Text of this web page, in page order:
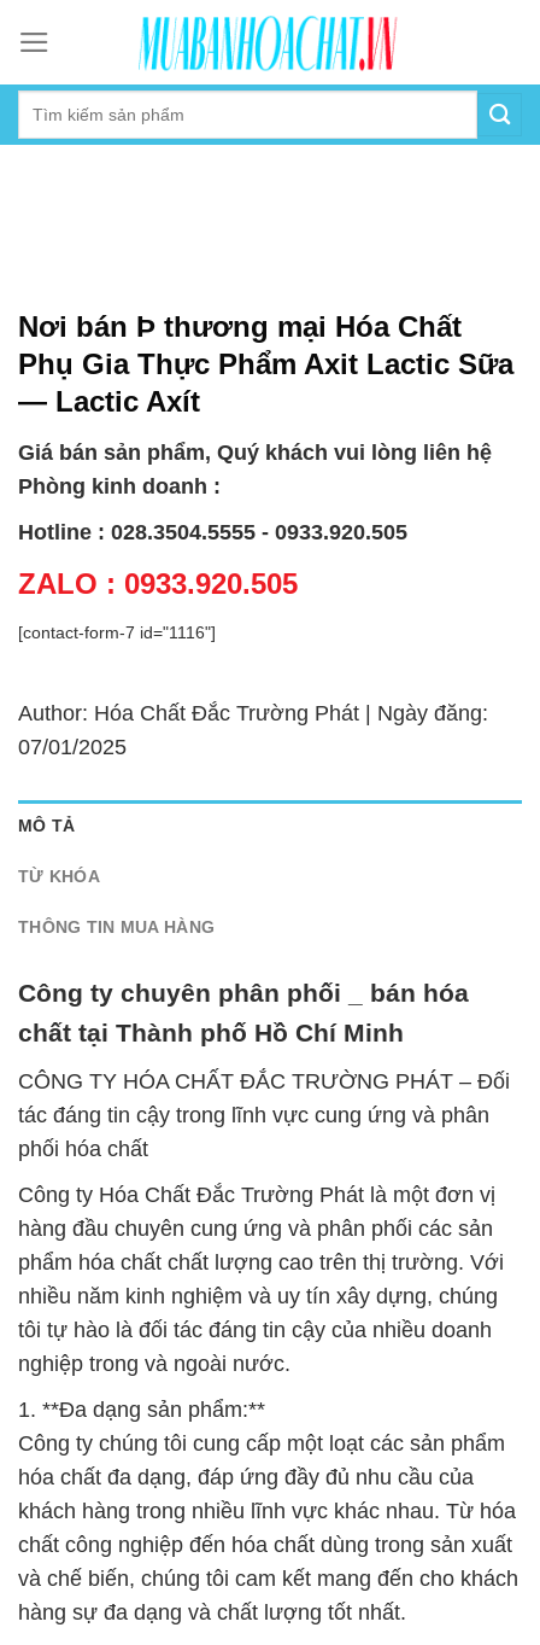
content
Nơi bán Þ thương mại Hóa Chất
Phụ Gia Thực Phẩm Axit Lactic Sữa
— Lactic Axít
Giá bán sản phẩm, Quý khách vui lòng liên hệ
Phòng kinh doanh :
Hotline : 028.3504.5555 - 0933.920.505
ZALO : 0933.920.505
[contact-form-7 id="1116"]
Author: Hóa Chất Đắc Trường Phát | Ngày đăng:
07/01/2025
MÔ TẢ
TỪ KHÓA
THÔNG TIN MUA HÀNG
Công ty chuyên phân phối _ bán hóa
chất tại Thành phố Hồ Chí Minh
CÔNG TY HÓA CHẤT ĐẮC TRƯỜNG PHÁT – Đối
tác đáng tin cậy trong lĩnh vực cung ứng và phân
phối hóa chất
Công ty Hóa Chất Đắc Trường Phát là một đơn vị
hàng đầu chuyên cung ứng và phân phối các sản
phẩm hóa chất chất lượng cao trên thị trường. Với
nhiều năm kinh nghiệm và uy tín xây dựng, chúng
tôi tự hào là đối tác đáng tin cậy của nhiều doanh
nghiệp trong và ngoài nước.
1. **Đa dạng sản phẩm:**
Công ty chúng tôi cung cấp một loạt các sản phẩm
hóa chất đa dạng, đáp ứng đầy đủ nhu cầu của
khách hàng trong nhiều lĩnh vực khác nhau. Từ hóa
chất công nghiệp đến hóa chất dùng trong sản xuất
và chế biến, chúng tôi cam kết mang đến cho khách
hàng sự đa dạng và chất lượng tốt nhất.